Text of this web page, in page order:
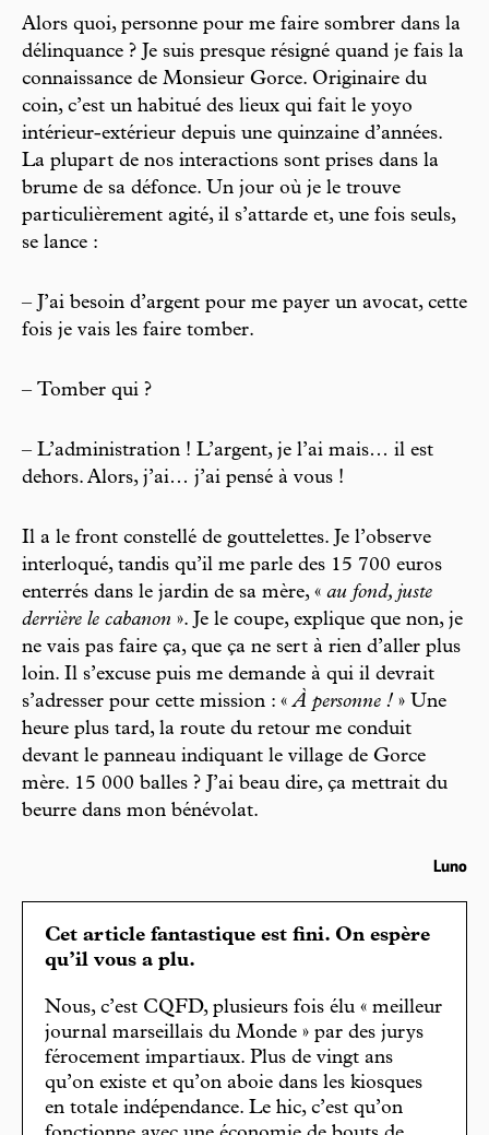
Alors quoi, personne pour me faire sombrer dans la
délinquance ? Je suis presque résigné quand je fais la
connaissance de Monsieur Gorce. Originaire du
coin, c’est un habitué des lieux qui fait le yoyo
intérieur-extérieur depuis une quinzaine d’années.
La plupart de nos interactions sont prises dans la
brume de sa défonce. Un jour où je le trouve
particulièrement agité, il s’attarde et, une fois seuls,
se lance :
– J’ai besoin d’argent pour me payer un avocat, cette
fois je vais les faire tomber.
– Tomber qui ?
– L’administration ! L’argent, je l’ai mais… il est
dehors. Alors, j’ai… j’ai pensé à vous !
Il a le front constellé de gouttelettes. Je l’observe
interloqué, tandis qu’il me parle des 15 700 euros
enterrés dans le jardin de sa mère, « au fond, juste
derrière le cabanon ». Je le coupe, explique que non, je
ne vais pas faire ça, que ça ne sert à rien d’aller plus
loin. Il s’excuse puis me demande à qui il devrait
s’adresser pour cette mission : «À personne ! » Une
heure plus tard, la route du retour me conduit
devant le panneau indiquant le village de Gorce
mère. 15 000 balles ? J’ai beau dire, ça mettrait du
beurre dans mon bénévolat.
Luno
Cet article fantastique est fini. On espère
qu’il vous a plu.
Nous, c’est CQFD, plusieurs fois élu « meilleur
journal marseillais du Monde » par des jurys
férocement impartiaux. Plus de vingt ans
qu’on existe et qu’on aboie dans les kiosques
en totale indépendance. Le hic, c’est qu’on